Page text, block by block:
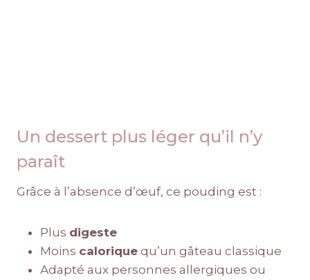
Un dessert plus léger qu’il n’y
paraît
Grâce à l’absence d’œuf, ce pouding est :
Plus digeste
Moins calorique qu’un gâteau classique
Adapté aux personnes allergiques ou